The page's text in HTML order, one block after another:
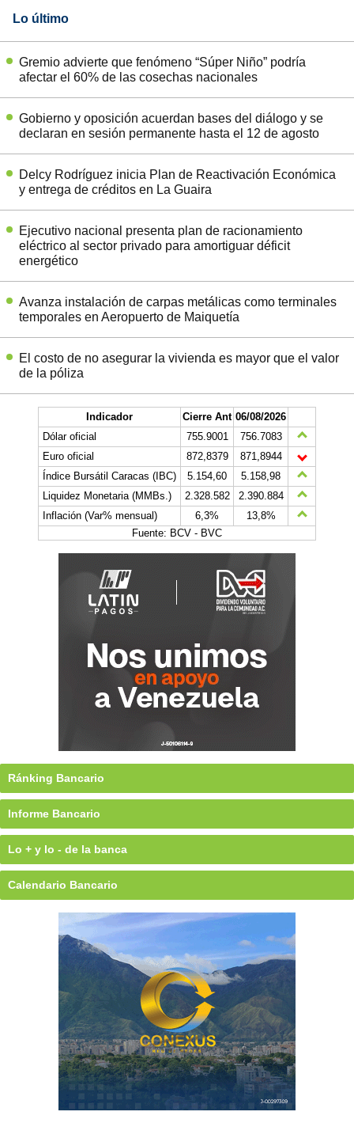
Lo último
Gremio advierte que fenómeno “Súper Niño” podría
afectar el 60% de las cosechas nacionales
Gobierno y oposición acuerdan bases del diálogo y se
declaran en sesión permanente hasta el 12 de agosto
Delcy Rodríguez inicia Plan de Reactivación Económica
y entrega de créditos en La Guaira
Ejecutivo nacional presenta plan de racionamiento
eléctrico al sector privado para amortiguar déficit
energético
Avanza instalación de carpas metálicas como terminales
temporales en Aeropuerto de Maiquetía
El costo de no asegurar la vivienda es mayor que el valor
de la póliza
Indicador Cierre Ant 06/08/2026
Dólar oficial
755.9001
756.7083
Euro oficial
872,8379
871,8944
Índice Bursátil Caracas (IBC)
5.154,60
5.158,98
Liquidez Monetaria (MMBs.)
2.328.582
2.390.884
Inflación (Var% mensual)
6,3%
13,8%
Fuente: BCV - BVC
Ránking Bancario
Informe Bancario
Lo + y lo - de la banca
Calendario Bancario